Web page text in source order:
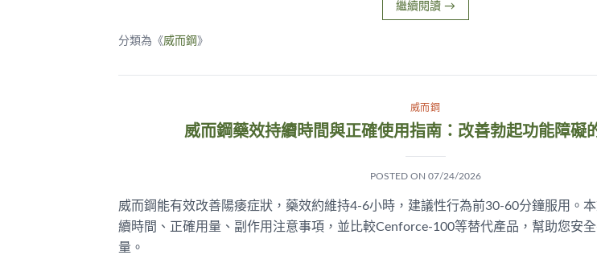
繼續閱讀 →
分類為《威而鋼 》
威而鋼
威而鋼藥效持續時間與正確使用指南：改善勃起功能障礙
POSTED ON 07/24/2026
威而鋼能有效改善陽痿症狀，藥效約維持4-6小時，建議性行為前30-60分鐘服用。
續時間、正確用量、副作用注意事項，並比較Cenforce-100等替代產品，幫助您安
量。